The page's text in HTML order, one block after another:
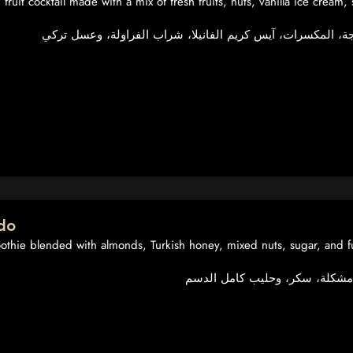
blended with almonds, Turkish honey, mixed nuts, sugar, and